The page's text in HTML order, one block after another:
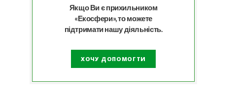
Якщо Ви є прихильником
«Екосфери», то можете
підтримати нашу діяльність.
ХОЧУ ДОПОМОГТИ